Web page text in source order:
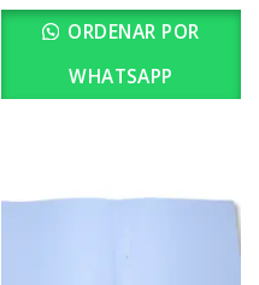
ORDENAR POR
WHATSAPP